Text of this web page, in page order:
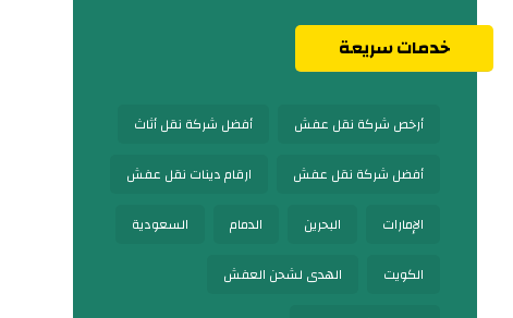
خدمات سريعة
أرخص شركة نقل عفش أفضل شركة نقل أثاث
أفضل شركة نقل عفش ارقام دينات نقل عفش
الإمارات البحرين الدمام السعودية
الكويت الهدى لشحن العفش